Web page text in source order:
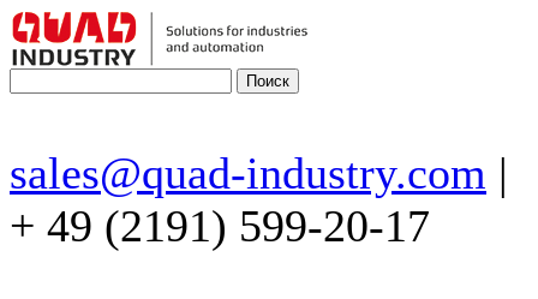
sales@quad-industry.com |
+ 49 (2191) 599-20-17